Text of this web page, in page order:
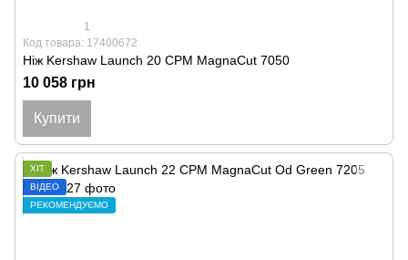
1
Код товара: 17400672
Ніж Kershaw Launch 20 CPM MagnaCut 7050
10 058 грн
Купити
ХІТ
ВІДЕО
РЕКОМЕНДУЄМО